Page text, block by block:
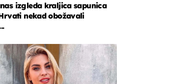
izgleda kraljica sapunica
nekad obožavali